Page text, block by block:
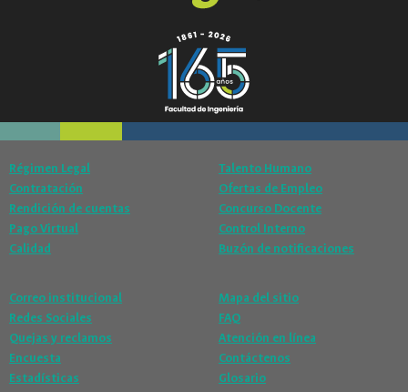
Régimen Legal
Contratación
Rendición de cuentas
Pago Virtual
Calidad
Talento Humano
Ofertas de Empleo
Concurso Docente
Control Interno
Buzón de notificaciones
Correo institucional
Redes Sociales
Quejas y reclamos
Encuesta
Estadísticas
Mapa del sitio
FAQ
Atención en línea
Contáctenos
Glosario